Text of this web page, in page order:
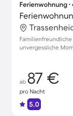
Ferienwohnung ∙
unvergessliche
ab 87 €
pro Nacht
5.0